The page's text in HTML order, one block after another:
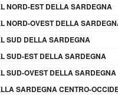
NORD-EST DELLA SARDEGNA
NORD-OVEST DELLA
SUD DELLA SARDEGNA
SUD-EST DELLA SARDEGNA
SUD-OVEST DELLA SARDEGNA
SARDEGNA CENTRO-